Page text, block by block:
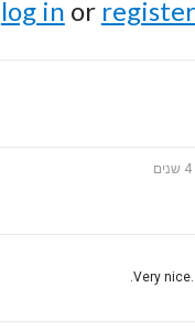
log in or register
Very